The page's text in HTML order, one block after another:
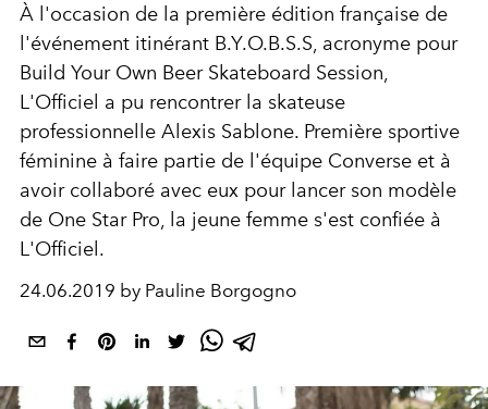
À l'occasion de la première édition française de
l'événement itinérant B.Y.O.B.S.S, acronyme pour
Build Your Own Beer Skateboard Session,
L'Officiel a pu rencontrer la skateuse
professionnelle Alexis Sablone. Première sportive
féminine à faire partie de l'équipe Converse et à
avoir collaboré avec eux pour lancer son modèle
de One Star Pro, la jeune femme s'est confiée à
L'Officiel.
24.06.2019 by Pauline Borgogno